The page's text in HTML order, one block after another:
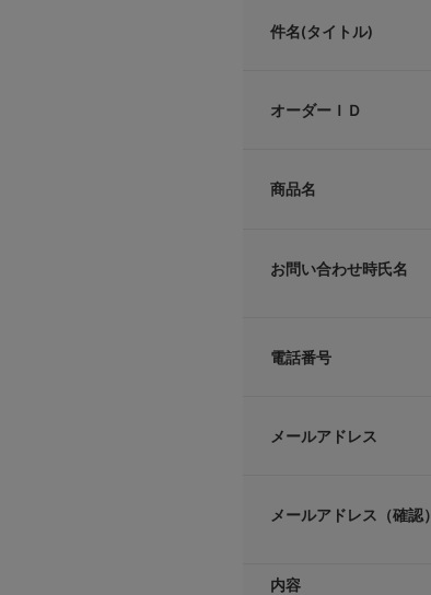
件名(タイトル)
オーダーＩＤ
商品名
お問い合わせ時氏名
電話番号
メールアドレス
メールアドレス（確認）
内容